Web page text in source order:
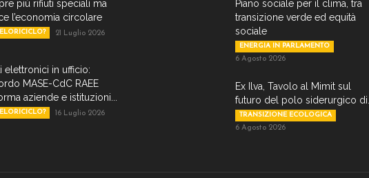
più rifiuti speciali ma
l’economia circolare
21 Luglio 2026
elettronici in ufficio:
MASE-CdC RAEE
aziende e istituzioni...
16 Luglio 2026
Piano sociale per il clima, tra
transizione verde ed equità
sociale
ENERGIA IN PARLAMENTO
6 Agosto 2026
Ex Ilva, Tavolo al Mimit sul
futuro del polo siderurgico di...
TRANSIZIONE ECOLOGICA
6 Agosto 2026